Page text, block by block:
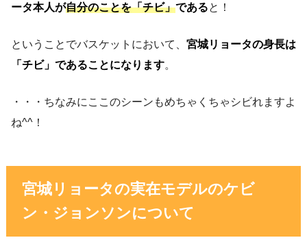
ータ本人が自分のことを「チビ」であると！
ということでバスケットにおいて、 宮城リョータの身長は
「チビ」であることになります。
・・・ちなみにここのシーンもめちゃくちゃシビれますよ
ね^^！
宮城リョータの実在モデルのケビ
ン・ジョンソンについて